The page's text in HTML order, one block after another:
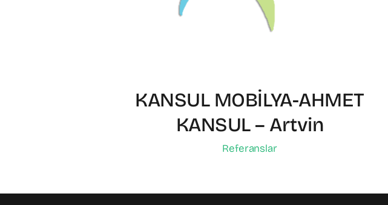
KANSUL MOBİLYA-AHMET
KANSUL – Artvin
Referanslar